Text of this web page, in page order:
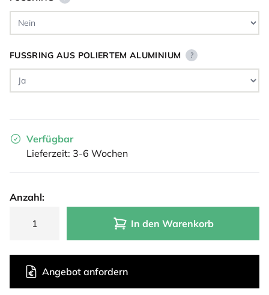
FUSSRING AUS POLIERTEM ALUMINIUM ?
Verfügbar
Lieferzeit: 3-6 Wochen
Anzahl:
In den Warenkorb
Angebot anfordern